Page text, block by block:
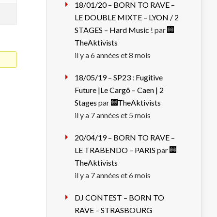
18/01/20 – BORN TO RAVE –
LE DOUBLE MIXTE – LYON / 2
STAGES – Hard Music ! par
TheAktivists
il y a 6 années et 8 mois
18/05/19 – SP23 : Fugitive
Future |Le Cargö – Caen | 2
Stages par
TheAktivists
il y a 7 années et 5 mois
20/04/19 – BORN TO RAVE –
LE TRABENDO – PARIS par
TheAktivists
il y a 7 années et 6 mois
DJ CONTEST – BORN TO
RAVE – STRASBOURG